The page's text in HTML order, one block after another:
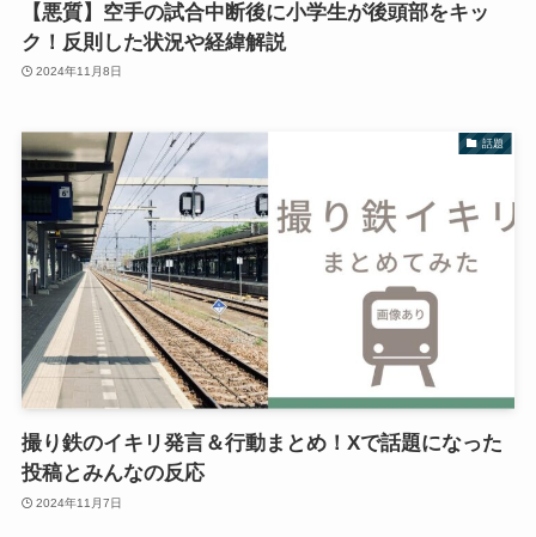
【悪質】空手の試合中断後に小学生が後頭部をキッ
ク！反則した状況や経緯解説
2024年11月8日
話題
撮り鉄のイキリ発言＆行動まとめ！Xで話題になった
投稿とみんなの反応
2024年11月7日